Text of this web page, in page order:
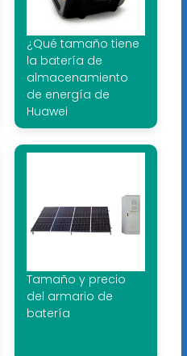
¿Qué tamaño tiene
la batería de
almacenamiento
de energía de
Huawei
Tamaño y precio
del armario de
batería